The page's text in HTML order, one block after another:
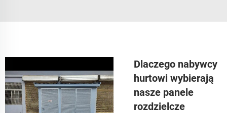
Dlaczego nabywcy
hurtowi wybierają
nasze panele
rozdzielcze